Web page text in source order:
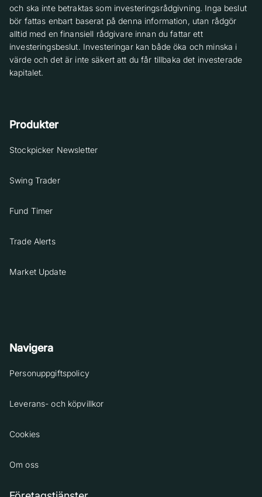
och ska inte betraktas som investeringsrådgivning. Inga beslut
bör fattas enbart baserat på denna information, utan rådgör
alltid med en finansiell rådgivare innan du fattar ett
investeringsbeslut. Investeringar kan både öka och minska i
värde och det är inte säkert att du får tillbaka det investerade
kapitalet.
Produkter
Stockpicker Newsletter
Swing Trader
Fund Timer
Trade Alerts
Market Update
Navigera
Personuppgiftspolicy
Leverans- och köpvillkor
Cookies
Om oss